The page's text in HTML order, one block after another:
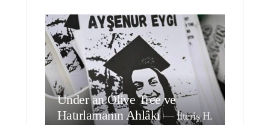
Under an Olive Tree ve
Hatırlamanın Ahlâkı— İlteriş H.